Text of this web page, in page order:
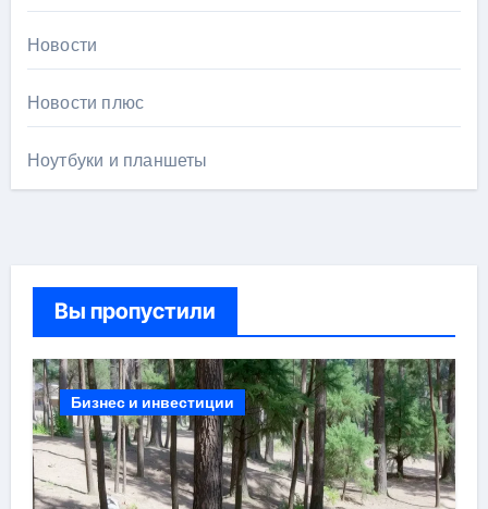
Новости
Новости плюс
Ноутбуки и планшеты
Вы пропустили
Бизнес и инвестиции